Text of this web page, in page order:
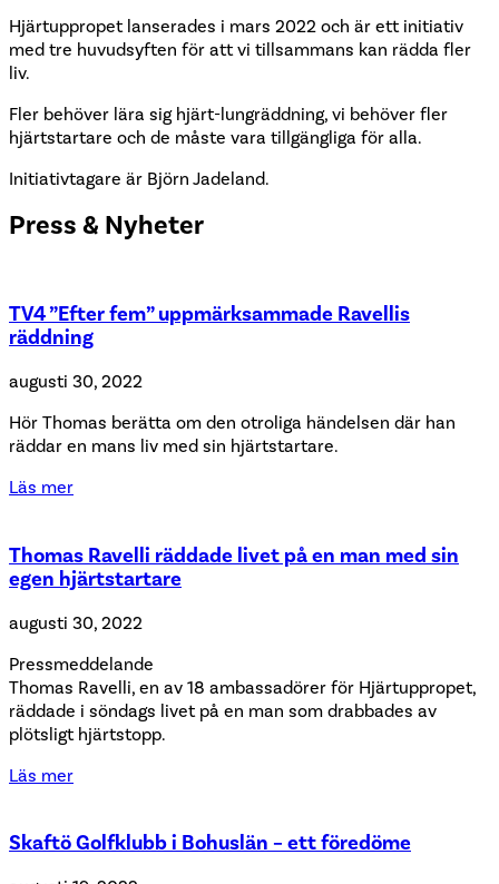
Hjärtuppropet lanserades i mars 2022 och är ett initiativ
med tre huvudsyften för att vi tillsammans kan rädda fler
liv.
Fler behöver lära sig hjärt-lungräddning, vi behöver fler
hjärtstartare och de måste vara tillgängliga för alla.
Initiativtagare är Björn Jadeland.
Press & Nyheter
TV4 ”Efter fem” uppmärksammade Ravellis
räddning
augusti 30, 2022
Hör Thomas berätta om den otroliga händelsen där han
räddar en mans liv med sin hjärtstartare.
Läs mer
Thomas Ravelli räddade livet på en man med sin
egen hjärtstartare
augusti 30, 2022
Pressmeddelande
Thomas Ravelli, en av 18 ambassadörer för Hjärtuppropet,
räddade i söndags livet på en man som drabbades av
plötsligt hjärtstopp.
Läs mer
Skaftö Golfklubb i Bohuslän – ett föredöme